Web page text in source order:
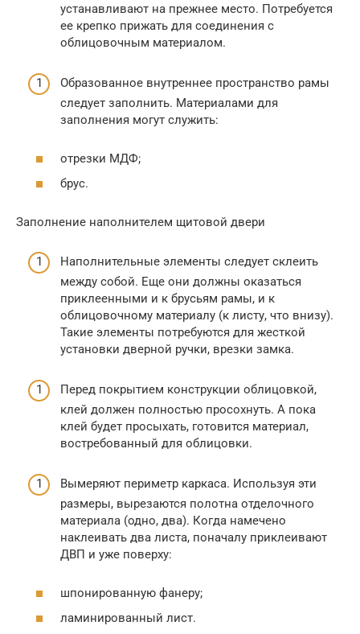
устанавливают на прежнее место. Потребуется
ее крепко прижать для соединения с
облицовочным материалом.
Образованное внутреннее пространство рамы
следует заполнить. Материалами для
заполнения могут служить:
отрезки МДФ;
брус.
Заполнение наполнителем щитовой двери
Наполнительные элементы следует склеить
между собой. Еще они должны оказаться
приклеенными и к брусьям рамы, и к
облицовочному материалу (к листу, что внизу).
Такие элементы потребуются для жесткой
установки дверной ручки, врезки замка.
Перед покрытием конструкции облицовкой,
клей должен полностью просохнуть. А пока
клей будет просыхать, готовится материал,
востребованный для облицовки.
Вымеряют периметр каркаса. Используя эти
размеры, вырезаются полотна отделочного
материала (одно, два). Когда намечено
наклеивать два листа, поначалу приклеивают
ДВП и уже поверху:
шпонированную фанеру;
ламинированный лист.